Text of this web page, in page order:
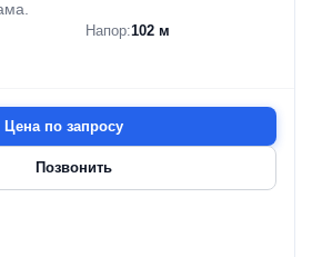
Напор:102 м
Цена по запросу
Позвонить